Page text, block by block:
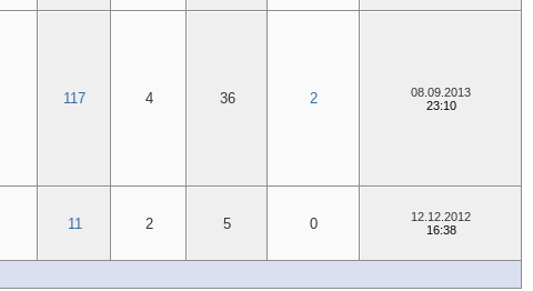
117
4 36 2
08.09.2013
23:10
11 2 5 0
12.12.2012
16:38